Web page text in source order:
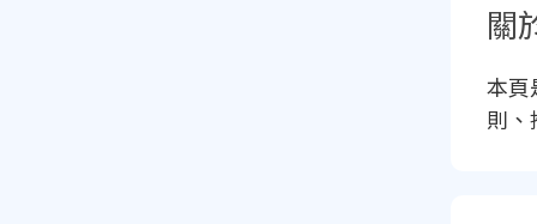
關
本頁
則、